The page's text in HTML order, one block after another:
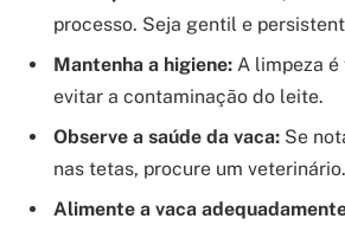
processo. Seja gentil e
Mantenha a higiene: A limpeza
evitar a contaminação do leite.
Observe a saúde da vaca: Se
nas tetas, procure um veterinário.
Alimente a vaca